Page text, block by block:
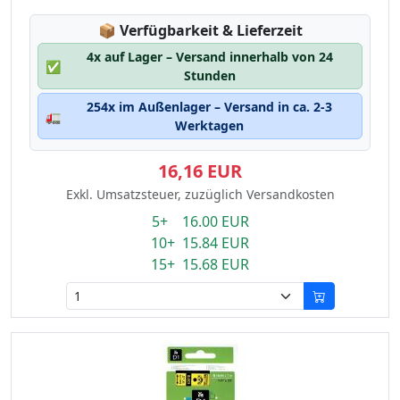
📦 Lagerstatus:
Verfügbarkeit & Lieferzeit
✅
4x auf Lager – Versand innerhalb von 24
Stunden
🚛
254x im Außenlager – Versand in ca. 2-3
Werktagen
16,16 EUR
Exkl. Umsatzsteuer, zuzüglich Versandkosten
5+ 16.00 EUR
10+ 15.84 EUR
15+ 15.68 EUR